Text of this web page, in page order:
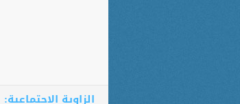
الزاوية الاجتماعية: